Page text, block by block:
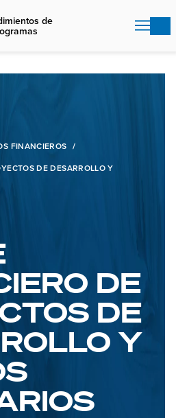
de
FINANCIEROS
DE DESARROLLO Y
DE
DE
Y